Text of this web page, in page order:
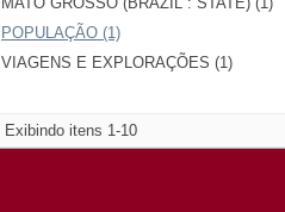
POPULAÇÃO (1)
VIAGENS E EXPLORAÇÕES (1)
Exibindo itens 1-10